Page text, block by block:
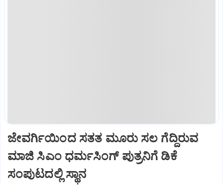
ಜೇವರ್ಗಿಯಿಂದ ಸತತ ಮೂರು ಸಲ ಗೆದ್ದಿರುವ
ಮಾಜಿ ಸಿಎಂ ಧರ್ಮಸಿಂಗ್ ಪುತ್ರನಿಗೆ ಡಿಕೆ
ಸಂಪುಟದಲ್ಲಿ ಸ್ಥಾನ